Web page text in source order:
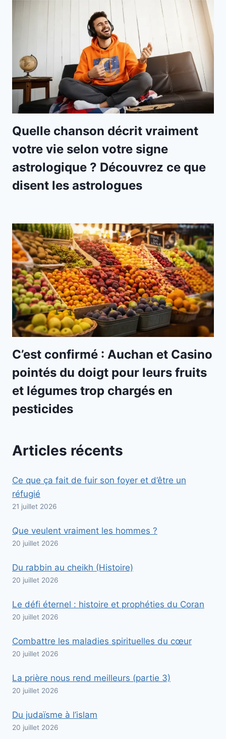
Quelle chanson décrit vraiment
votre vie selon votre signe
astrologique ? Découvrez ce que
disent les astrologues
C’est confirmé : Auchan et Casino
pointés du doigt pour leurs fruits
et légumes trop chargés en
pesticides
Articles récents
Ce que ça fait de fuir son foyer et d’être un
réfugié
21 juillet 2026
Que veulent vraiment les hommes ?
20 juillet 2026
Du rabbin au cheikh (Histoire)
20 juillet 2026
Le défi éternel : histoire et prophéties du Coran
20 juillet 2026
Combattre les maladies spirituelles du cœur
20 juillet 2026
La prière nous rend meilleurs (partie 3)
20 juillet 2026
Du judaïsme à l’islam
20 juillet 2026